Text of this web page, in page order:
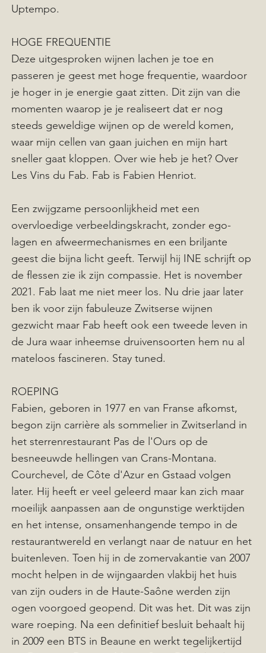
Uptempo.
HOGE FREQUENTIE
Deze uitgesproken wijnen lachen je toe en
passeren je geest met hoge frequentie, waardoor
je hoger in je energie gaat zitten. Dit zijn van die
momenten waarop je je realiseert dat er nog
steeds geweldige wijnen op de wereld komen,
waar mijn cellen van gaan juichen en mijn hart
sneller gaat kloppen. Over wie heb je het? Over
Les Vins du Fab. Fab is Fabien Henriot.
Een zwijgzame persoonlijkheid met een
overvloedige verbeeldingskracht, zonder ego-
lagen en afweermechanismes en een briljante
geest die bijna licht geeft. Terwijl hij INE schrijft op
de flessen zie ik zijn compassie. Het is november
2021. Fab laat me niet meer los. Nu drie jaar later
ben ik voor zijn fabuleuze Zwitserse wijnen
gezwicht maar Fab heeft ook een tweede leven in
de Jura waar inheemse druivensoorten hem nu al
mateloos fascineren. Stay tuned.
ROEPING
Fabien, geboren in 1977 en van Franse afkomst,
begon zijn carrière als sommelier in Zwitserland in
het sterrenrestaurant Pas de l'Ours op de
besneeuwde hellingen van Crans-Montana.
Courchevel, de Côte d'Azur en Gstaad volgen
later. Hij heeft er veel geleerd maar kan zich maar
moeilijk aanpassen aan de ongunstige werktijden
en het intense, onsamenhangende tempo in de
restaurantwereld en verlangt naar de natuur en het
buitenleven. Toen hij in de zomervakantie van 2007
mocht helpen in de wijngaarden vlakbij het huis
van zijn ouders in de Haute-Saône werden zijn
ogen voorgoed geopend. Dit was het. Dit was zijn
ware roeping. Na een definitief besluit behaalt hij
in 2009 een BTS in Beaune en werkt tegelijkertijd